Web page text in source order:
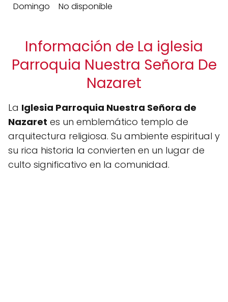
Domingo
No disponible
Información de La iglesia
Parroquia Nuestra Señora De
Nazaret
La Iglesia Parroquia Nuestra Señora de
Nazaret es un emblemático templo de
arquitectura religiosa. Su ambiente espiritual y
su rica historia la convierten en un lugar de
culto significativo en la comunidad.